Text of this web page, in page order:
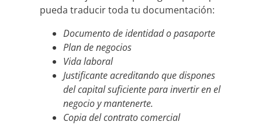
pueda traducir toda tu documentación:
Documento de identidad o pasaporte
Plan de negocios
Vida laboral
Justificante acreditando que dispones
del capital suficiente para invertir en el
negocio y mantenerte.
Copia del contrato comercial